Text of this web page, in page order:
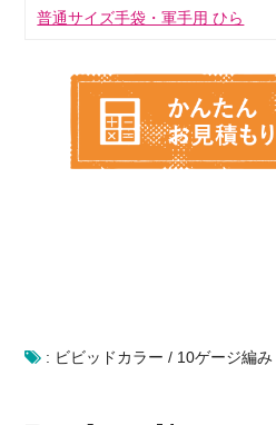
普通サイズ手袋・軍手用 ひら
: ビビッドカラー / 10ゲージ編み